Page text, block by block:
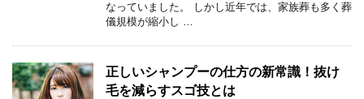
なっていました。 しかし近年では、家族葬も多く葬
儀規模が縮小し …
正しいシャンプーの仕方の新常識！抜け
毛を減らすスゴ技とは